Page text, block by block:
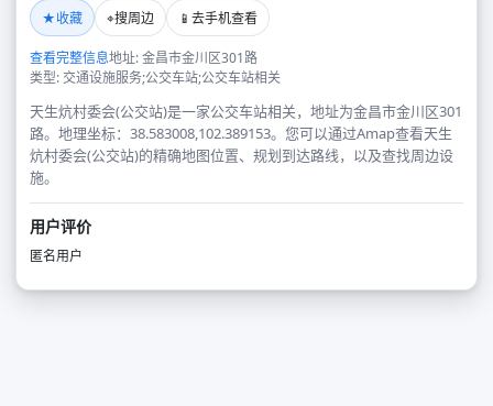
★收藏 ⌖搜周边 📱 去手机查看
查看完整信息地址: 金昌市金川区301路
类型: 交通设施服务;公交车站;公交车站相关
天生炕村委会(公交站)是一家公交车站相关，地址为金昌市金川区301
路。地理坐标：38.583008,102.389153。您可以通过Amap查看天生
炕村委会(公交站)的精确地图位置、规划到达路线，以及查找周边设
施。
用户评价
匿名用户